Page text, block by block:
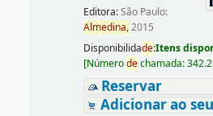
Editora:São Paulo:
Almedina,2015
Disponibilidade:Itens
[Númerodechamada:
Reservar
Adicionar ao